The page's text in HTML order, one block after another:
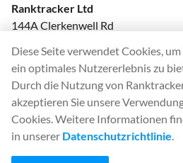
Ranktracker Ltd
144A Clerkenwell Rd
Company No: 08820809
felix@ranktracker.com
2015 -2026© Ranktracker.
Diese Seite verwendet Cookies,
ein optimales Nutzererlebnis zu
Durch die Nutzung von
akzeptieren Sie unsere
Cookies. Weitere Informationen
in unserer Datenschutzrichtlinie.